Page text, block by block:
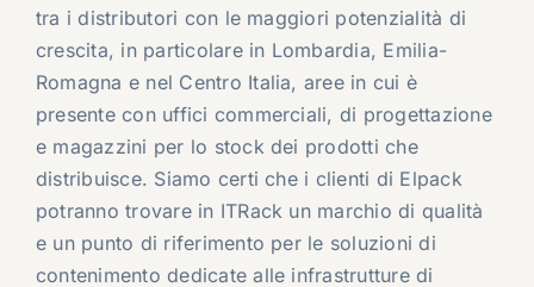
tra i distributori con le maggiori potenzialità di
crescita, in particolare in Lombardia, Emilia-
Romagna e nel Centro Italia, aree in cui è
presente con uffici commerciali, di progettazione
e magazzini per lo stock dei prodotti che
distribuisce. Siamo certi che i clienti di Elpack
potranno trovare in ITRack un marchio di qualità
e un punto di riferimento per le soluzioni di
contenimento dedicate alle infrastrutture di